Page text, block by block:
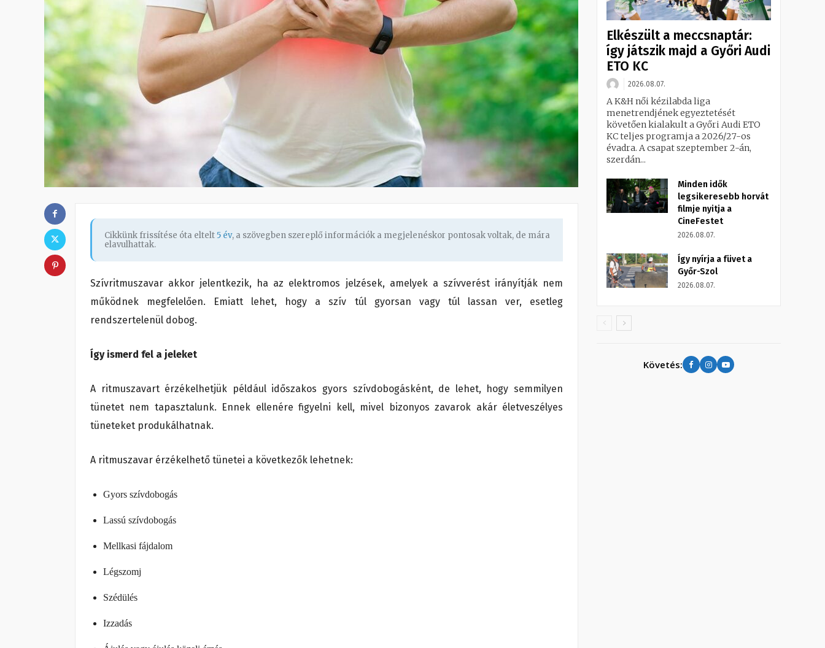
Cikkünk frissítése óta eltelt5 év, a szövegben szereplő információk a megjelenéskor pontosak voltak, de mára
elavulhattak.
Szívritmuszavar akkor jelentkezik, ha az elektromos jelzések, amelyek a szívverést irányítják nem
működnek megfelelően. Emiatt lehet, hogy a szív túl gyorsan vagy túl lassan ver, esetleg
rendszertelenül dobog.
Így ismerd fel a jeleket
A ritmuszavart érzékelhetjük például időszakos gyors szívdobogásként, de lehet, hogy semmilyen
tünetet nem tapasztalunk. Ennek ellenére figyelni kell, mivel bizonyos zavarok akár életveszélyes
tüneteket produkálhatnak.
A ritmuszavar érzékelhető tünetei a következők lehetnek:
Gyors szívdobogás
Lassú szívdobogás
Mellkasi fájdalom
Légszomj
Szédülés
Izzadás
Elkészült a meccsnaptár:
így játszik majd a Győri Audi
ETO KC
2026.08.07.
A K&H női kézilabda liga
menetrendjének egyeztetését
követően kialakult a Győri Audi ETO
KC teljes programja a 2026/27-os
évadra. A csapat szeptember 2-án,
szerdán...
Minden idők
legsikeresebb horvát
filmje nyitja a
CineFestet
2026.08.07.
Így nyírja a füvet a
Győr-Szol
2026.08.07.
Követés: